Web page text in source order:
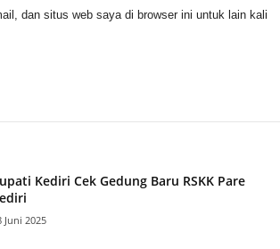
dan situs web saya di browser ini untuk lain kali
Kediri Cek Gedung Baru RSKK Pare
Juni 2025